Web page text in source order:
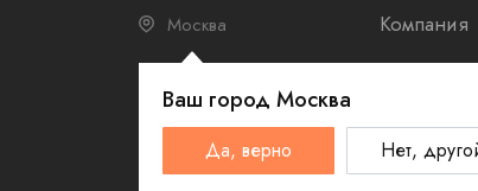
Москва
Ваш город Москва
Да, верно Нет,
Компания
Schulthess Smeg Omoikiri